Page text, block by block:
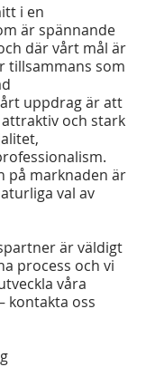
i en
är spännande
där vårt mål är
tillsammans som
uppdrag är att
och stark
på marknaden är
val av
är väldigt
process och vi
våra
kontakta oss